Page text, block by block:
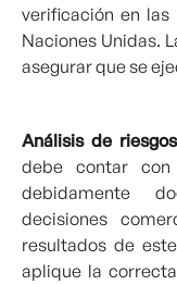
verificación en
Naciones Unidas.
asegurar que se
Análisis de
debe contar
debidamente
decisiones
resultados de
aplique la